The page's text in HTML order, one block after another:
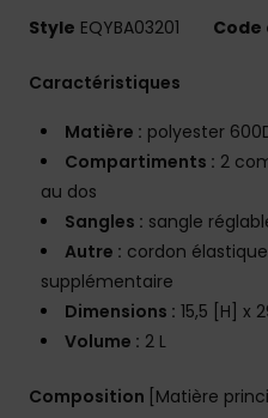
Style EQYBA03201
Caractéristiques
Matière : polyester
Compartiments : 2
au dos
Sangles : sangle
Autre : cordon
supplémentaire
Dimensions : 15,5 [H] x
Volume : 2 L
Composition [Matière